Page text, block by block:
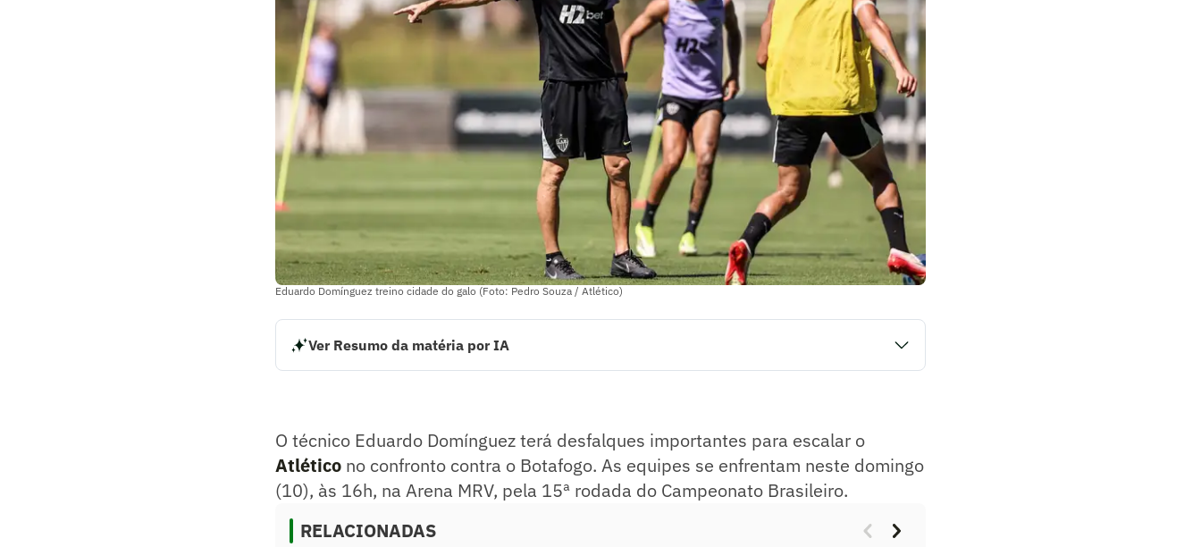
Eduardo Domínguez treino cidade do galo (Foto: Pedro Souza / Atlético)
Ver Resumo da matéria por IA
O técnico Eduardo Domínguez terá desfalques importantes para escalar o
Atlético no confronto contra o Botafogo. As equipes se enfrentam neste domingo
(10), às 16h, na Arena MRV, pela 15ª rodada do Campeonato Brasileiro.
RELACIONADAS